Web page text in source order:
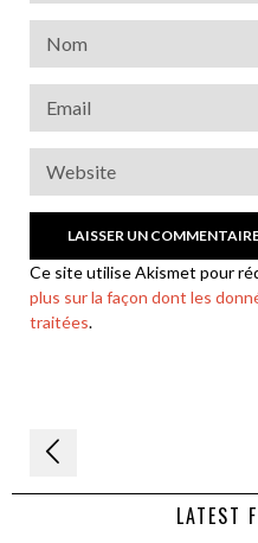
Ce site utilise Akismet pour
plus sur la façon dont les
traitées.
Navigation
de LATEST